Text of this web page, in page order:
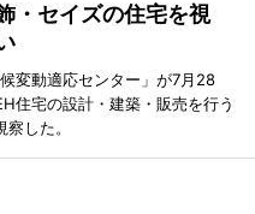
・セイズの住宅を視
変動適応センター」が7月28
住宅の設計・建築・販売を行う
した。